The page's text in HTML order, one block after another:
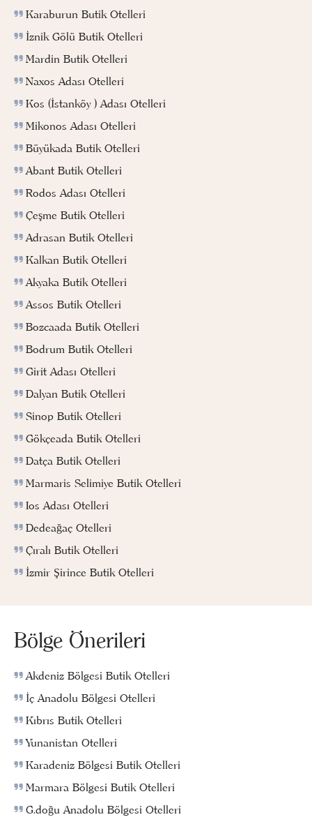
Karaburun Butik Otelleri
İznik Gölü Butik Otelleri
Mardin Butik Otelleri
Naxos Adası Otelleri
Kos (İstanköy ) Adası Otelleri
Mikonos Adası Otelleri
Büyükada Butik Otelleri
Abant Butik Otelleri
Rodos Adası Otelleri
Çeşme Butik Otelleri
Adrasan Butik Otelleri
Kalkan Butik Otelleri
Akyaka Butik Otelleri
Assos Butik Otelleri
Bozcaada Butik Otelleri
Bodrum Butik Otelleri
Girit Adası Otelleri
Dalyan Butik Otelleri
Sinop Butik Otelleri
Gökçeada Butik Otelleri
Datça Butik Otelleri
Marmaris Selimiye Butik Otelleri
Ios Adası Otelleri
Dedeağaç Otelleri
Çıralı Butik Otelleri
İzmir Şirince Butik Otelleri
Bölge Önerileri
Akdeniz Bölgesi Butik Otelleri
İç Anadolu Bölgesi Otelleri
Kıbrıs Butik Otelleri
Yunanistan Otelleri
Karadeniz Bölgesi Butik Otelleri
Marmara Bölgesi Butik Otelleri
G.doğu Anadolu Bölgesi Otelleri